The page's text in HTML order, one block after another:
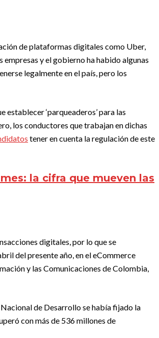
de plataformas digitales como Uber,
empresas y el gobierno ha habido algunas
legalmente en el país, pero los
establecer ‘parqueaderos’ para las
los conductores que trabajan en dichas
tener en cuenta la regulación de este
la cifra que mueven las
digitales, por lo que se
del presente año, en el eCommerce
y las Comunicaciones de Colombia,
de Desarrollo se había fijado la
con más de 536 millones de